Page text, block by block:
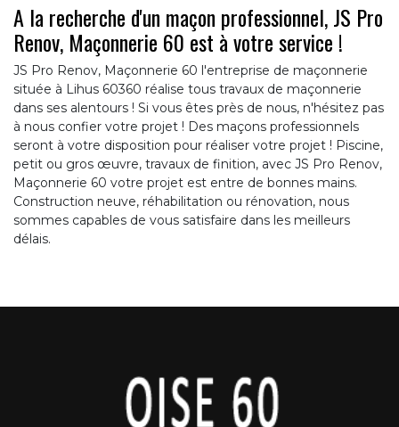
A la recherche d'un maçon professionnel, JS Pro
Renov, Maçonnerie 60 est à votre service !
JS Pro Renov, Maçonnerie 60 l'entreprise de maçonnerie
située à Lihus 60360 réalise tous travaux de maçonnerie
dans ses alentours ! Si vous êtes près de nous, n'hésitez pas
à nous confier votre projet ! Des maçons professionnels
seront à votre disposition pour réaliser votre projet ! Piscine,
petit ou gros œuvre, travaux de finition, avec JS Pro Renov,
Maçonnerie 60 votre projet est entre de bonnes mains.
Construction neuve, réhabilitation ou rénovation, nous
sommes capables de vous satisfaire dans les meilleurs
délais.